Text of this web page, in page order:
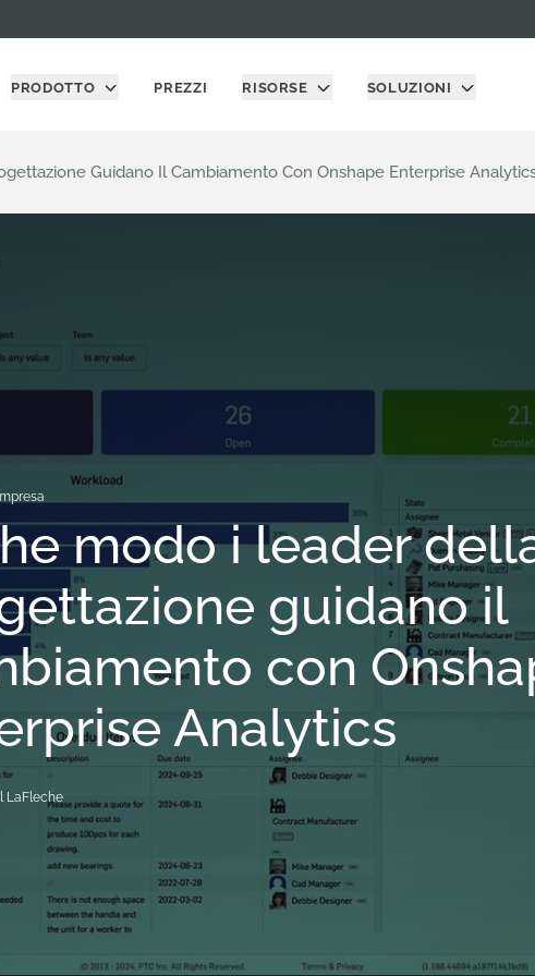
PRODOTTO PREZZI RISORSE SOLUZIONI
Guidano Il Cambiamento Con Onshape Enterprise
Impresa
modo i leader
guidano il
con
Analytics
LaFleche